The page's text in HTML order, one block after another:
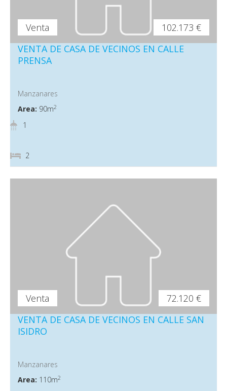
Venta
102.173 €
VENTA DE CASA DE VECINOS EN CALLE
PRENSA
Manzanares
Area: 90m2
1
2
Venta
72.120 €
VENTA DE CASA DE VECINOS EN CALLE SAN
ISIDRO
Manzanares
Area: 110m2